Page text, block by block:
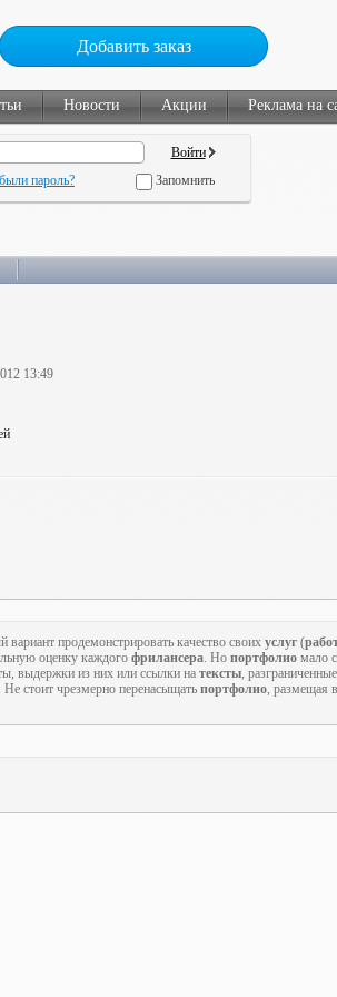
Добавить заказ
Новости Акции Реклама на
пароль? Запомнить
13:49
продемонстрировать качество своих услуг (
оценку каждого фрилансера. Но портфолио мало
выдержки из них или ссылки на тексты,
Не стоит чрезмерно перенасыщать портфолио, размещая